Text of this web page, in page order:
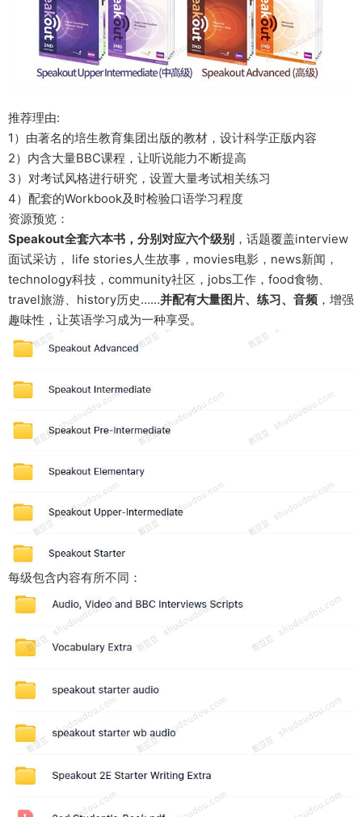
推荐理由:
1）由著名的培生教育集团出版的教材，设计科学正版内容
2）内含大量BBC课程，让听说能力不断提高
3）对考试风格进行研究，设置大量考试相关练习
4）配套的Workbook及时检验口语学习程度
资源预览：
Speakout全套六本书，分别对应六个级别 ，话题覆盖interview
面试采访， life stories人生故事，movies电影，news新闻，
technology科技，community社区，jobs工作，food食物、
travel旅游、history历史……并配有大量图片、练习、音频 ，增强
趣味性，让英语学习成为一种享受。
每级包含内容有所不同：